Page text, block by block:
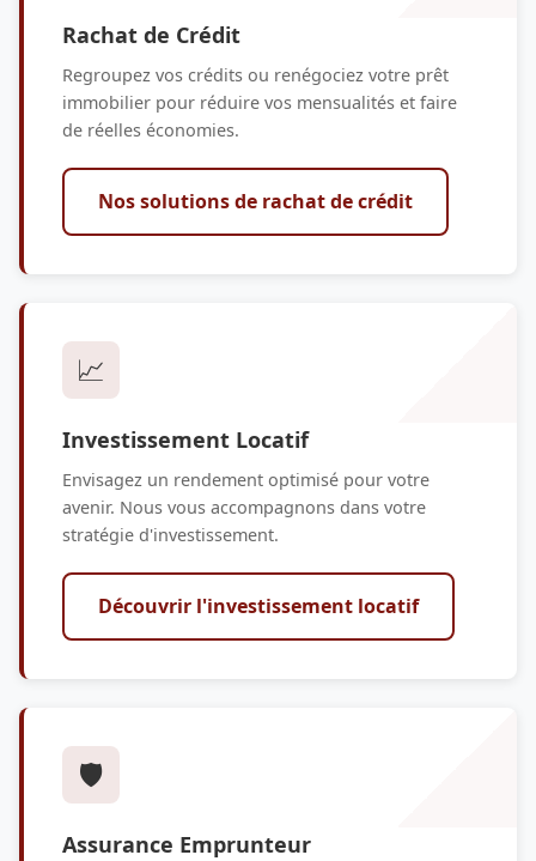
Rachat de Crédit
Regroupez vos crédits ou renégociez votre prêt
immobilier pour réduire vos mensualités et faire
de réelles économies.
Nos solutions de rachat de crédit
📈
Investissement Locatif
Envisagez un rendement optimisé pour votre
avenir. Nous vous accompagnons dans votre
stratégie d'investissement.
Découvrir l'investissement locatif
🛡️
Assurance Emprunteur